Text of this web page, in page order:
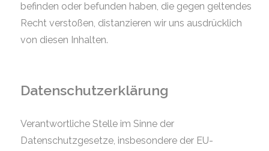
befinden oder befunden haben, die gegen geltendes
Recht verstoßen, distanzieren wir uns ausdrücklich
von diesen Inhalten.
Datenschutzerklärung
Verantwortliche Stelle im Sinne der
Datenschutzgesetze, insbesondere der EU-